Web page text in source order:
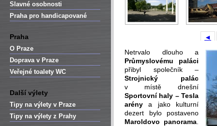
Slavné osobnosti
Praha pro handicapované
Praha
O Praze
Doprava v Praze
Veřejné toalety WC
Další výlety
Tipy na výlety v Praze
Tipy na výlety z Prahy
◄
Netrvalo dlouho a
Průmyslovému paláci
přibyl společník –
Strojnický palác
v místě dnešní
Sportovní haly – Tesla
arény a jako kulturní
dezert bylo postaveno
Maroldovo panorama